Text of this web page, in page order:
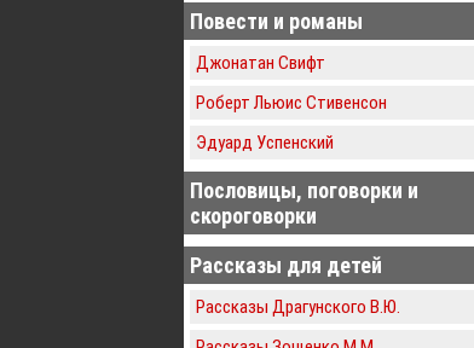
Повести и романы
Джонатан Свифт
Роберт Льюис Стивенсон
Эдуард Успенский
Пословицы, поговорки и
скороговорки
Рассказы для детей
Рассказы Драгунского В.Ю.